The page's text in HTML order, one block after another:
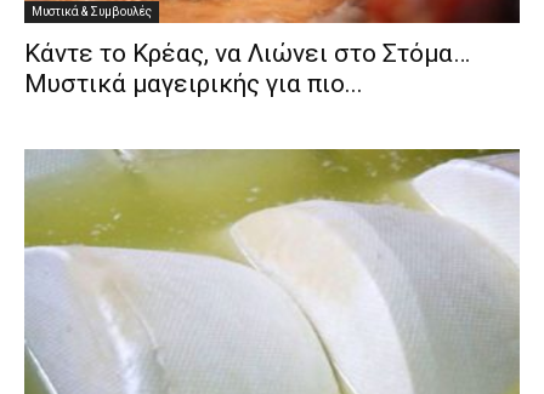
Μυστικά & Συμβουλές
Κάντε το Κρέας, να Λιώνει στο Στόμα…
Μυστικά μαγειρικής για πιο...